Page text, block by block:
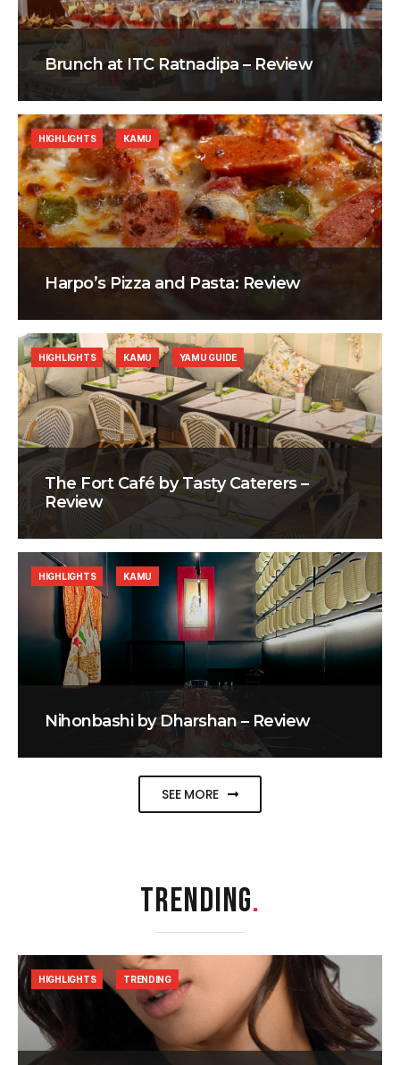
Brunch at ITC Ratnadipa – Review
Harpo’s Pizza and Pasta: Review
HIGHLIGHTS KAMU
The Fort Café by Tasty Caterers –
Review
HIGHLIGHTS KAMU YAMU GUIDE
Nihonbashi by Dharshan – Review
HIGHLIGHTS KAMU
SEE MORE
TRENDING.
HIGHLIGHTS TRENDING